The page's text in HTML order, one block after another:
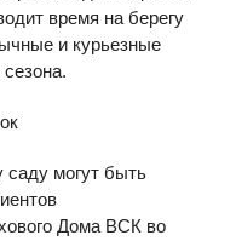
время на берегу
и курьезные
саду могут быть
Дома ВСК во